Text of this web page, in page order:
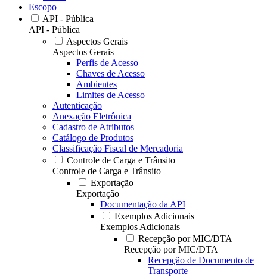
Escopo
API - Pública
API - Pública
Aspectos Gerais
Aspectos Gerais
Perfis de Acesso
Chaves de Acesso
Ambientes
Limites de Acesso
Autenticação
Anexação Eletrônica
Cadastro de Atributos
Catálogo de Produtos
Classificação Fiscal de Mercadoria
Controle de Carga e Trânsito
Controle de Carga e Trânsito
Exportação
Exportação
Documentação da API
Exemplos Adicionais
Exemplos Adicionais
Recepção por MIC/DTA
Recepção por MIC/DTA
Recepção de Documento de
Transporte